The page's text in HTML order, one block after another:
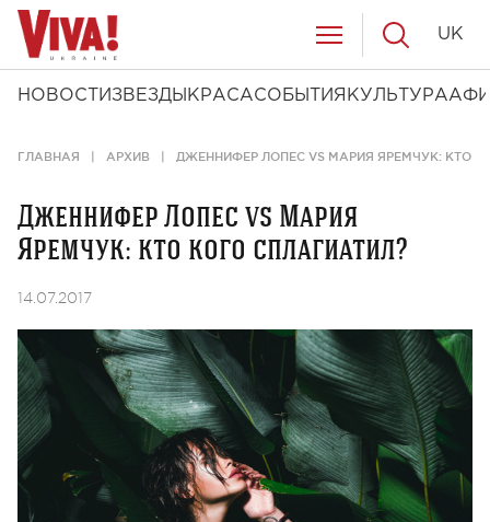
НОВОСТИ ЗВЕЗДЫ КРАСАСОБЫТИЯ КУЛЬТУРА
UK
ГЛАВНАЯ АРХИВ ДЖЕННИФЕР ЛОПЕС VS МАРИЯ ЯРЕМЧУК: КТО
Дженнифер Лопес vs Мария
Яремчук: кто кого сплагиатил?
14.07.2017